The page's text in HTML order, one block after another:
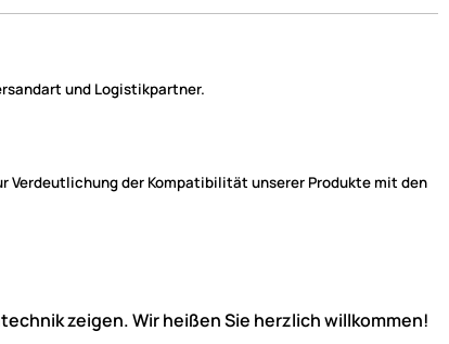
und Logistikpartner.
Verdeutlichung der Kompatibilität unserer Produkte mit den
zeigen. Wir heißen Sie herzlich willkommen!